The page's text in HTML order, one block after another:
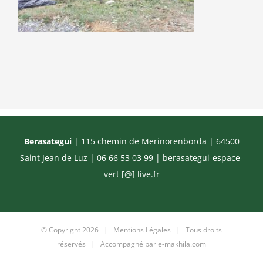
Berasategui| 115 chemin de Merinorenborda | 64500
Saint Jean de Luz | 06 66 53 03 99 | berasategui-espace-
vert [@] live.fr
© Copyright2026 | Mentions Légales | Tous droits
réservés | Accompagné pare-makhila.com